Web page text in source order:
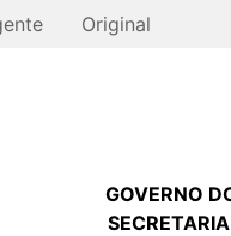
Original
GOVERNO